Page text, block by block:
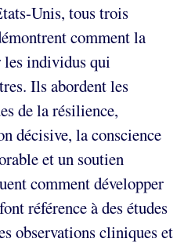
Unis, tous trois
comment la
individus qui
Ils abordent les
de la résilience,
décisive, la conscience
et un soutien
comment développer
référence à des études
observations cliniques et